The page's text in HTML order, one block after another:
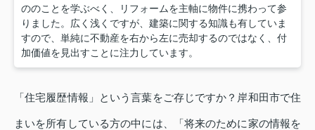
ののことを学ぶべく、リフォームを主軸に物件に携わって参
りました。広く浅くですが、建築に関する知識も有していま
すので、単純に不動産を右から左に売却するのではなく、付
加価値を見出すことに注力しています。
「住宅履歴情報」という言葉をご存じですか？岸和田市で住
まいを所有している方の中には、「将来のために家の情報を